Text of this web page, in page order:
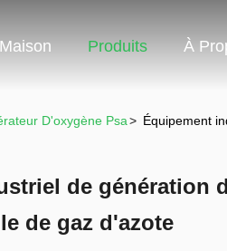
Maison Produits À
D'oxygène Psa> Équipement
de génération
de gaz d'azote